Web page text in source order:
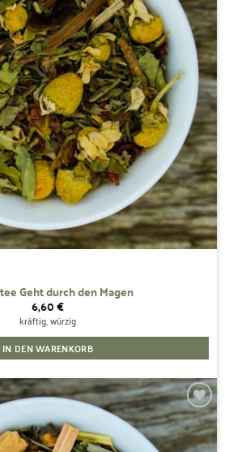
Geht durch den Magen
6,60€
kräftig, würzig
IN DEN WARENKORB
Zur
Wunschliste
hinzufügen